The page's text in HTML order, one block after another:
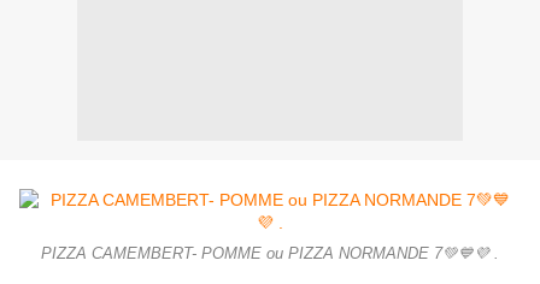
PIZZA CAMEMBERT- POMME ou PIZZA NORMANDE 7💚💙💜 .